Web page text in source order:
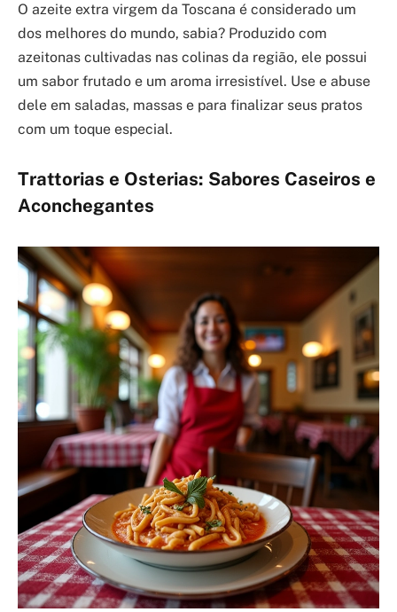
O azeite extra virgem da Toscana é considerado um
dos melhores do mundo, sabia? Produzido com
azeitonas cultivadas nas colinas da região, ele possui
um sabor frutado e um aroma irresistível. Use e abuse
dele em saladas, massas e para finalizar seus pratos
com um toque especial.
Trattorias e Osterias: Sabores Caseiros e
Aconchegantes